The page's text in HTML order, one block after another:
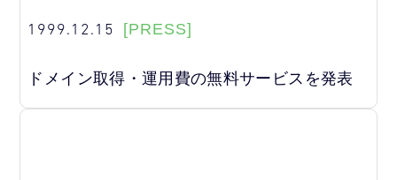
1999.12.15 [PRESS]
ドメイン取得・運用費の無料サービスを発表